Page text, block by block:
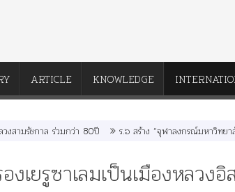
ARTICLE KNOWLEDGE
กาล ร่วมกว่า 80ปี ร.๖ สร้าง “จุฬาลงกรณ์มหาวิทยาลัย” ตาม
งเยรูซาเลมเป็นเมืองหลวงอิ